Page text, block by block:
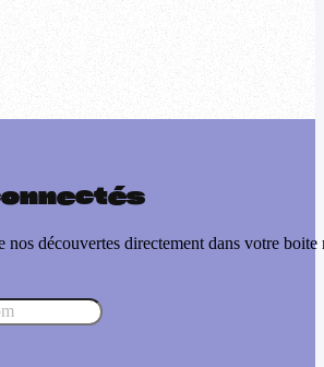
nos découvertes directement dans votre boite